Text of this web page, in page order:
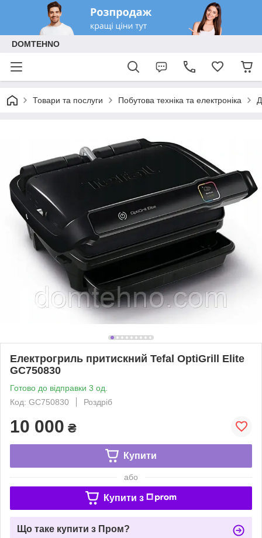
DOMTEHNO
Товари та послуги Побутова техніка та електроніка
Електрогриль притискний Tefal OptiGrill Elite
GC750830
Готово до відправки 3 од.
Код: GC750830
Роздріб
10 000 ₴
Купити
або
Купити з
Що таке купити з Пром?